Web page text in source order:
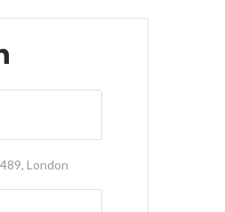
London